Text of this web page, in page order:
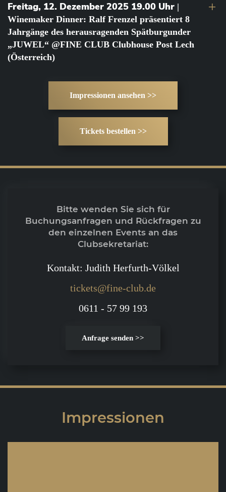
Freitag, 12. Dezember 2025 19.00 Uhr |
Winemaker Dinner: Ralf Frenzel präsentiert 8
Jahrgänge des herausragenden Spätburgunder
„JUWEL“ @FINE CLUB Clubhouse Post Lech
(Österreich)
Impressionen ansehen >>
Tickets bestellen >>
Bitte wenden Sie sich für
Buchungsanfragen und Rückfragen zu
den einzelnen Events an das
Clubsekretariat:
Kontakt: Judith Herfurth-Völkel
tickets@fine-club.de
0611 - 57 99 193
Anfrage senden >>
Impressionen